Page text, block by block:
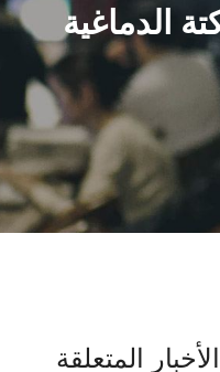
الدماغية
الأخبار المتعلقة